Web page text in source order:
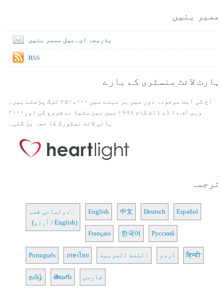
ممبر بنیں
بذریعہ ای۔میل ممبر بنیں
RSS
ہارٹ لائٹ منسٹری کے بارے
آج کی آیت موجودہ دور میں ہر مہنے میں ۲۵۰،۰۰۰ لوگ پڑھتے ہیں۔
ورس آف دا ڈے ڈاٹ کام ۱۹۹۸ میں بین سٹیڈ نے شروع کی اور۲۰۰۰
ہائی لائٹ نیٹورک کا حصہ بن گئی۔
ترجمہ
دولسانی قسم:
(اُردو / English)
English 中文 Deutsch Español
Français 한국어 Русский
Português ภาษาไทย اللغة العربية اُردو हिन्दी
தமிழ் తెలుగు فارسی